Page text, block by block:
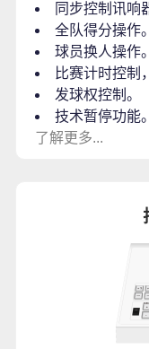
同步控制讯响
全队得分操作。
球员换人操作。
比赛计时控制
发球权控制。
技术暂停功能。
了解更多...